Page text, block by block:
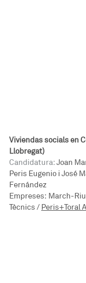
Viviendas socials en
Llobregat)
Candidatura: Joan
Peris Eugenio i José
Fernández
Empreses: March-
Tècnics / Peris+Toral